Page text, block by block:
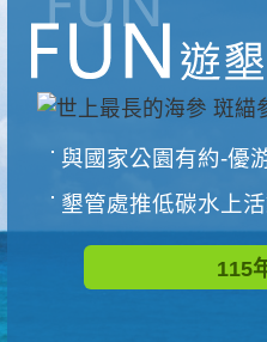
與國家公園有約-優
墾管處推低碳水上活動
115